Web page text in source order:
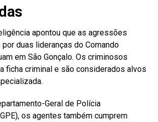
apontou que as agressões
duas lideranças do Comando
em São Gonçalo. Os criminosos
ficha criminal e são considerados alvos
Geral de Polícia
os agentes também cumprem